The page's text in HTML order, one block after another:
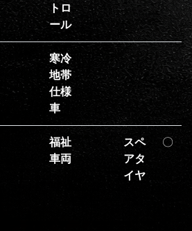
トロ
ール
寒冷
地帯
仕様
車
福祉
車両
スペ
アタ
イヤ
〇